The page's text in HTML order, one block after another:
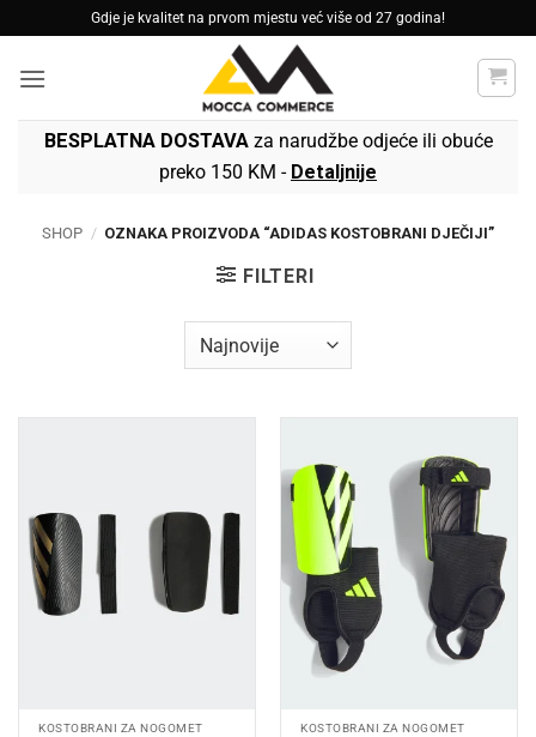
to
content
Gdje je kvalitet na prvom mjestu već više od 27 godina!
BESPLATNA DOSTAVAza narudžbe odjeće ili obuće
preko 150 KM - Detaljnije
SHOP / OZNAKA PROIZVODA “ADIDAS KOSTOBRANI DJEČIJI”
FILTERI
KOSTOBRANI ZA NOGOMET KOSTOBRANI ZA NOGOMET